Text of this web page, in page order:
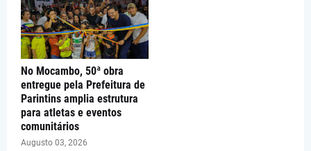
No Mocambo, 50ª obra
entregue pela Prefeitura de
Parintins amplia estrutura
para atletas e eventos
comunitários
Augusto 03, 2026